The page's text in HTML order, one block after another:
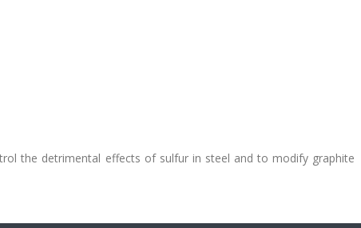
the detrimental effects of sulfur in steel and to modify graphite